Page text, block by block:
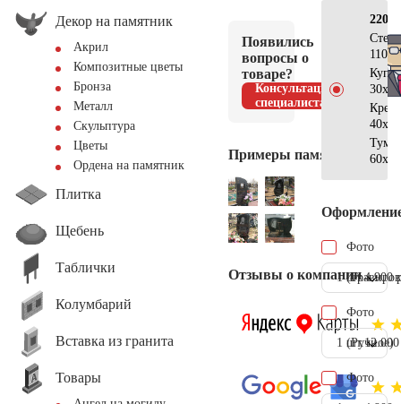
Декор на памятник
Акрил
Композитные цветы
Бронза
Металл
Скульптура
Цветы
Ордена на памятник
Плитка
Щебень
Таблички
Колумбарий
Вставка из гранита
Товары
Появились
вопросы о
товаре?
Консультация
специалиста
Примеры памятников
Отзывы о компании
Фото
1 шт.4.900
Фото
(Ручное)
1 шт.
Фото